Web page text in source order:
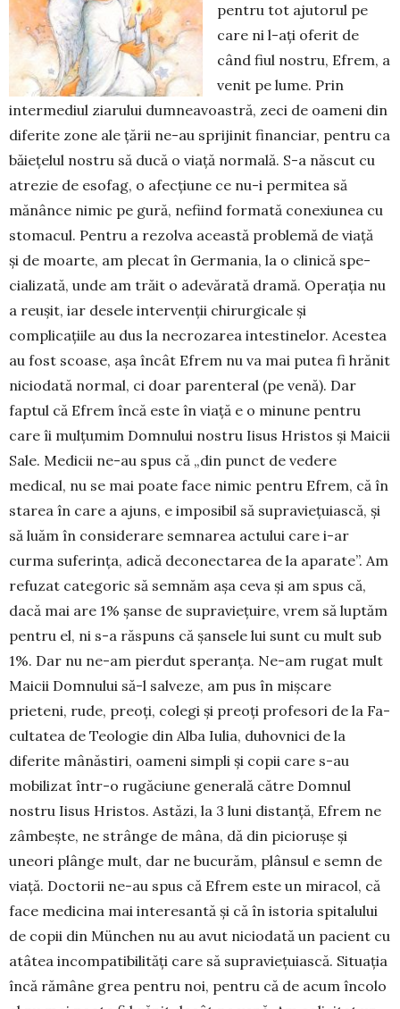
pentru tot ajutorul pe
care ni l-ați oferit de
când fiul nostru, Efrem, a
venit pe lume. Prin
intermediul ziarului dumneavoastră, zeci de oameni din
diferite zone ale țării ne-au sprijinit financiar, pentru ca
băiețelul nostru să ducă o viață normală. S-a născut cu
atrezie de esofag, o afecțiune ce nu-i permitea să
mănânce nimic pe gură, nefiind formată conexiunea cu
stoma­cul. Pentru a rezolva această problemă de viață
și de moarte, am plecat în Germania, la o clinică spe­
cializată, unde am trăit o adevărată dramă. Ope­rația nu
a reușit, iar desele intervenții chirur­gicale și
complicațiile au dus la necrozarea in­tes­tinelor. Acestea
au fost scoase, așa încât Efrem nu va mai putea fi hrănit
niciodată nor­mal, ci doar parenteral (pe venă). Dar
faptul că Efrem încă este în viață e o minune pentru
care îi mulțumim Domnului nostru Iisus Hristos și Maicii
Sale. Medicii ne-au spus că „din punct de vedere
medical, nu se mai poate face nimic pen­­tru Efrem, că în
starea în care a ajuns, e im­po­sibil să supraviețuiască, și
să luăm în consi­derare semnarea actului care i-ar
curma sufe­rința, adică deconectarea de la aparate”. Am
re­fuzat categoric să semnăm așa ceva și am spus că,
dacă mai are 1% șanse de supraviețuire, vrem să luptăm
pentru el, ni s-a răspuns că șansele lui sunt cu mult sub
1%. Dar nu ne-am pier­dut speranța. Ne-am rugat mult
Maicii Dom­nului să-l salveze, am pus în mișcare
prieteni, rude, preoți, colegi și preoți profesori de la Fa­
cultatea de Teologie din Alba Iulia, duhovnici de la
diferite mânăstiri, oameni simpli și copii care s-au
mobilizat într-o rugăciune ge­ne­rală către Domnul
nostru Iisus Hristos. As­tăzi, la 3 luni distanță, Efrem ne
zâmbește, ne strânge de mâna, dă din piciorușe și
uneori plânge mult, dar ne bucurăm, plânsul e semn de
viață. Doctorii ne-au spus că Efrem este un miracol, că
face medicina mai intere­santă și că în istoria spitalului
de copii din München nu au avut niciodată un pacient cu
atâ­tea incompatibi­lități care să su­pra­viețuiască. Si­tuația
încă rămâne grea pentru noi, pentru că de acum încolo